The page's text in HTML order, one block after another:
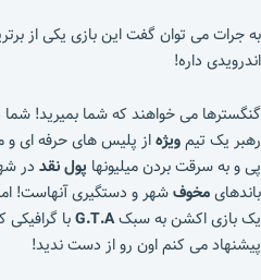
به جرات می توان گفت این بازی یکی از
اندرویدی داره!
رهبر یک تیمویژهاز پلیس های حرفه ای
پی و به سرقت بردن میلیونها پول نقد در
باندهایمخوفشهر و دستگیری آنهاست!
یک بازی اکشن به سبکG.T.Aبا
پیشنهاد می کنم اون رو از دست ندید!